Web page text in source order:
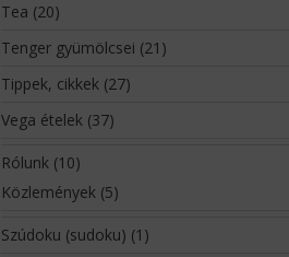
Tea (20)
Tenger gyümölcsei (21)
Tippek, cikkek(27)
Vega ételek(37)
Rólunk(10)
Közlemények(5)
Szúdoku (sudoku) (1)